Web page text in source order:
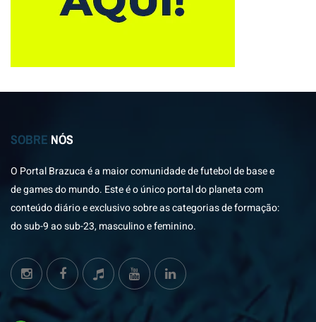
SOBRE NÓS
O Portal Brazuca é a maior comunidade de futebol de base e
de games do mundo. Este é o único portal do planeta com
conteúdo diário e exclusivo sobre as categorias de formação:
do sub-9 ao sub-23, masculino e feminino.